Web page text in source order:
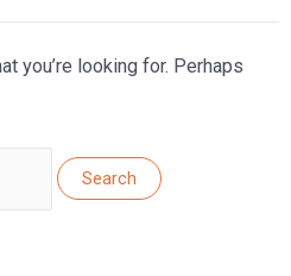
you’re looking for. Perhaps